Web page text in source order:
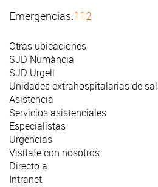
Emergencias:112
Otras ubicaciones
SJD Numància
SJD Urgell
Unidades extrahospitalarias de
Asistencia
Servicios asistenciales
Especialistas
Urgencias
Visítate con nosotros
Directo a
Intranet